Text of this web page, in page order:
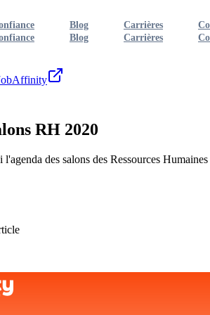
Blog Carrières
Blog Carrières
RH 2020
des salons des Ressources Humaines